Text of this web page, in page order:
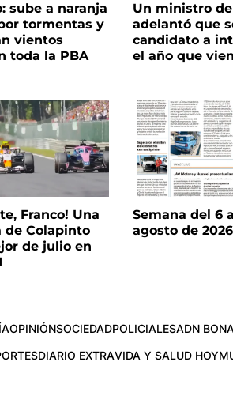
sube a naranja
tormentas y
vientos
toda la PBA
Un ministro
adelantó que
candidato a
el año que
Franco! Una
de Colapinto
de julio en
Semana del 6
agosto de 2026
OPINIÓNSOCIEDADPOLICIALESADN
DIARIO EXTRAVIDA Y SALUD HOY